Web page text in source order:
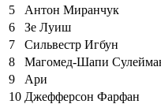
5
Антон Миранчук
6
Зе Луиш
7
Сильвестр Игбун
8
Магомед-Шапи
9
Ари
10 Джефферсон Фарфан